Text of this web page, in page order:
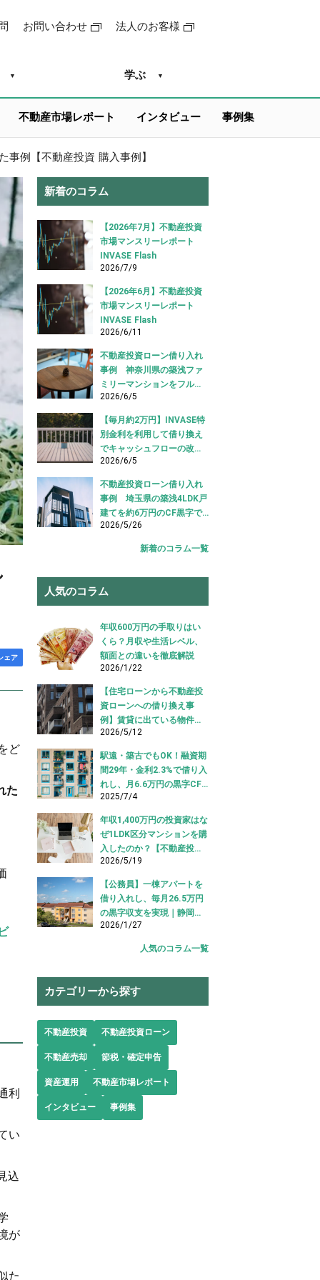
お問い合わせ 法人のお客様
学ぶ
不動産市場レポート インタビュー 事例集
事例【不動産投資 購入事例】
ェア
ど
た
利
い
込
が
た
新着のコラム
【2026年7月】不動産投資
市場マンスリーレポート
INVASE Flash
2026/7/9
【2026年6月】不動産投資
市場マンスリーレポート
INVASE Flash
2026/6/11
不動産投資ローン借り入れ
事例 神奈川県の築浅ファ
ミリーマンションをフルロ
ーンで借り入れ成功【不動
産投資ローン借り入れ事
例】
2026/6/5
【毎月約2万円】INVASE特
別金利を利用して借り換え
でキャッシュフローの改善
に成功！｜東京都江東区
【不動産投資ローン 借り換
え事例】
2026/6/5
不動産投資ローン借り入れ
事例 埼玉県の築浅4LDK戸
建てを約6万円のCF黒字で
借り入れ成功【不動産投資
ローン 借り入れ事例】
2026/5/26
新着のコラム一覧
人気のコラム
年収600万円の手取りはい
くら？月収や生活レベル、
額面との違いを徹底解説
2026/1/22
【住宅ローンから不動産投
資ローンへの借り換え事
例】賃貸に出ている物件を
適切な投資ローンへ切り替
え！
2026/5/12
駅遠・築古でもOK！融資期
間29年・金利2.3%で借り入
れし、月6.6万円の黒字CF
を実現【不動産投資ロー
ン】
2025/7/4
年収1,400万円の投資家はな
ぜ1LDK区分マンションを購
入したのか？【不動産投資
購入事例】
2026/5/19
【公務員】一棟アパートを
借り入れし、毎月26.5万円
の黒字収支を実現｜静岡県
【アパートローン 借り入れ
2026/1/27
人気のコラム一覧
カテゴリーから探す
不動産投資 不動産投資ローン
不動産売却 節税・確定申告
資産運用 不動産市場レポート
インタビュー 事例集